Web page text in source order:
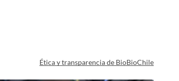
Ética y transparencia de BioBioChile